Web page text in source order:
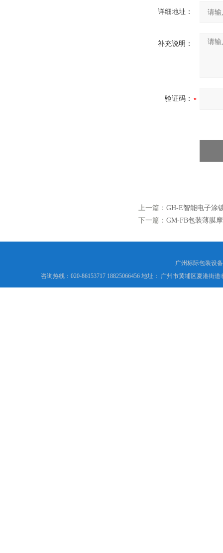
详细地址：
补充说明：
验证码：
上一篇： GH-E智能电子涂
下一篇： GM-FB包装薄膜
广州标际包装设
咨询热线：020-86153717 18825066456 地址： 广州市黄埔区夏港街